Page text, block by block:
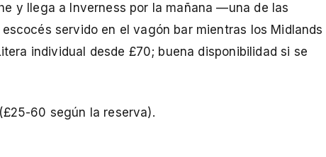
y llega a Inverness por la mañana —una de las
servido en el vagón bar mientras los Midlands
individual desde £70; buena disponibilidad si se
60 según la reserva).